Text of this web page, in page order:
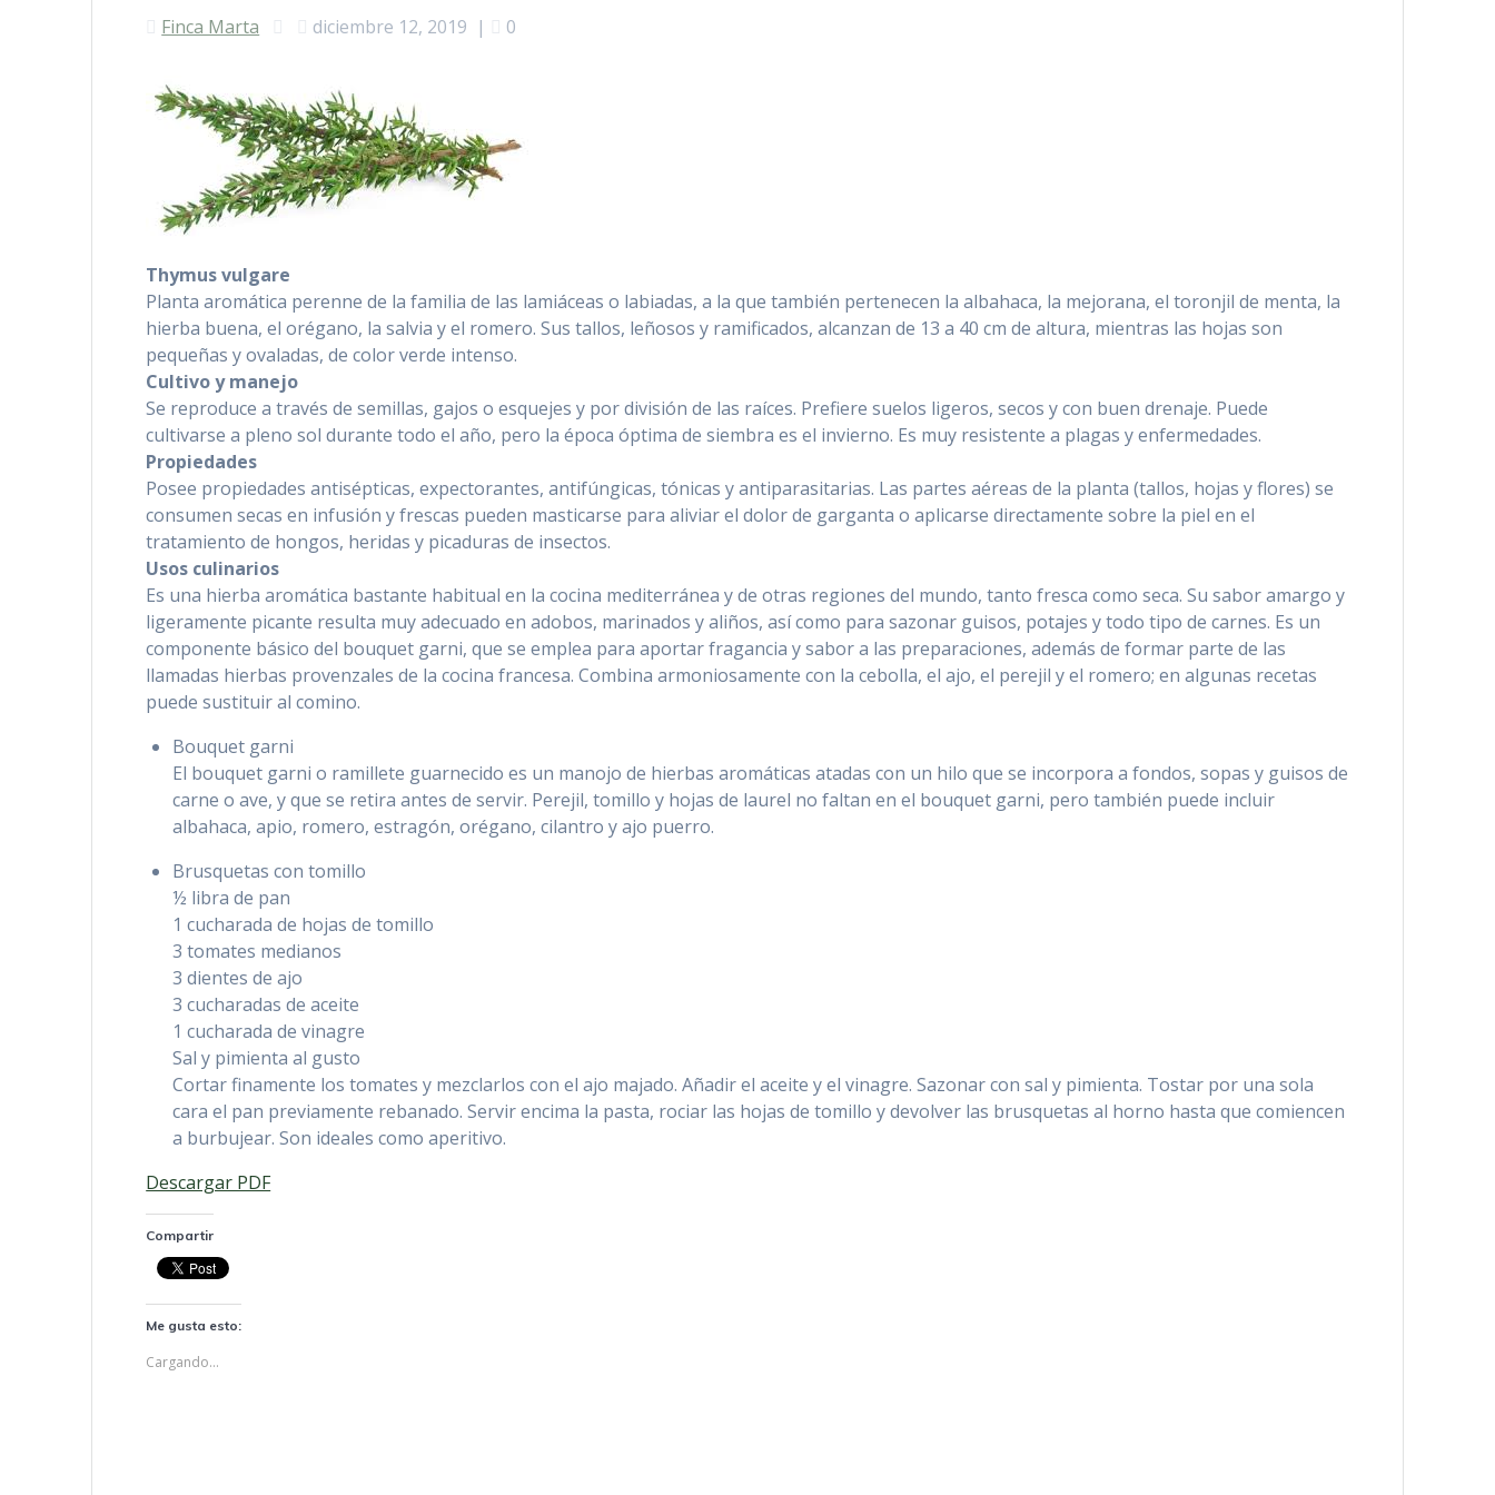
Finca Marta diciembre 12, 2019 | 0
Thymus vulgare
Planta aromática perenne de la familia de las lamiáceas o labiadas, a la que también pertenecen la albahaca, la mejorana, el toronjil de menta, la
hierba buena, el orégano, la salvia y el romero. Sus tallos, leñosos y ramificados, alcanzan de 13 a 40 cm de altura, mientras las hojas son
pequeñas y ovaladas, de color verde intenso.
Cultivo y manejo
Se reproduce a través de semillas, gajos o esquejes y por división de las raíces. Prefiere suelos ligeros, secos y con buen drenaje. Puede
cultivarse a pleno sol durante todo el año, pero la época óptima de siembra es el invierno. Es muy resistente a plagas y enfermedades.
Propiedades
Posee propiedades antisépticas, expectorantes, antifúngicas, tónicas y antiparasitarias. Las partes aéreas de la planta (tallos, hojas y flores) se
consumen secas en infusión y frescas pueden masticarse para aliviar el dolor de garganta o aplicarse directamente sobre la piel en el
tratamiento de hongos, heridas y picaduras de insectos.
Usos culinarios
Es una hierba aromática bastante habitual en la cocina mediterránea y de otras regiones del mundo, tanto fresca como seca. Su sabor amargo y
ligeramente picante resulta muy adecuado en adobos, marinados y aliños, así como para sazonar guisos, potajes y todo tipo de carnes. Es un
componente básico del bouquet garni, que se emplea para aportar fragancia y sabor a las preparaciones, además de formar parte de las
llamadas hierbas provenzales de la cocina francesa. Combina armoniosamente con la cebolla, el ajo, el perejil y el romero; en algunas recetas
puede sustituir al comino.
Bouquet garni
El bouquet garni o ramillete guarnecido es un manojo de hierbas aromáticas atadas con un hilo que se incorpora a fondos, sopas y guisos de
carne o ave, y que se retira antes de servir. Perejil, tomillo y hojas de laurel no faltan en el bouquet garni, pero también puede incluir
albahaca, apio, romero, estragón, orégano, cilantro y ajo puerro.
Brusquetas con tomillo
½ libra de pan
1 cucharada de hojas de tomillo
3 tomates medianos
3 dientes de ajo
3 cucharadas de aceite
1 cucharada de vinagre
Sal y pimienta al gusto
Cortar finamente los tomates y mezclarlos con el ajo majado. Añadir el aceite y el vinagre. Sazonar con sal y pimienta. Tostar por una sola
cara el pan previamente rebanado. Servir encima la pasta, rociar las hojas de tomillo y devolver las brusquetas al horno hasta que comiencen
a burbujear. Son ideales como aperitivo.
Descargar PDF
Compartir
Me gusta esto:
Cargando...